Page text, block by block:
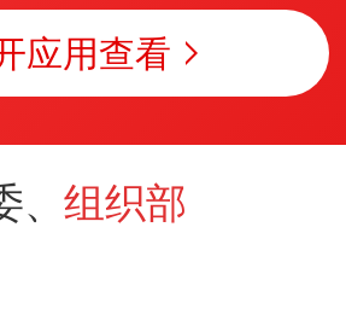
应用查看
、组织部